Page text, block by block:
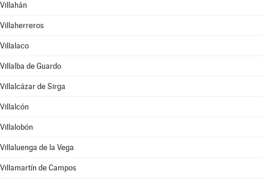
Villahán
Villaherreros
Villalaco
Villalba de Guardo
Villalcázar de Sirga
Villalcón
Villalobón
Villaluenga de la Vega
Villamartín de Campos